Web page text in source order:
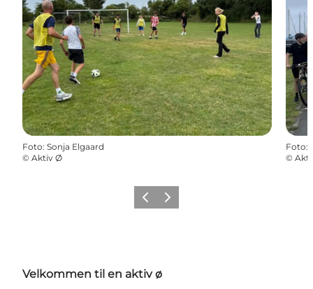
Foto: Sonja Elgaard
© Aktiv Ø
Foto:
©
ForrigeNæste
Velkommen til en aktiv ø